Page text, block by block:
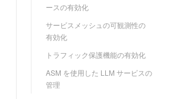
ースの有効化
サービスメッシュの可観測性の
有効化
トラフィック保護機能の有効化
ASM を使用した LLM サービスの
管理